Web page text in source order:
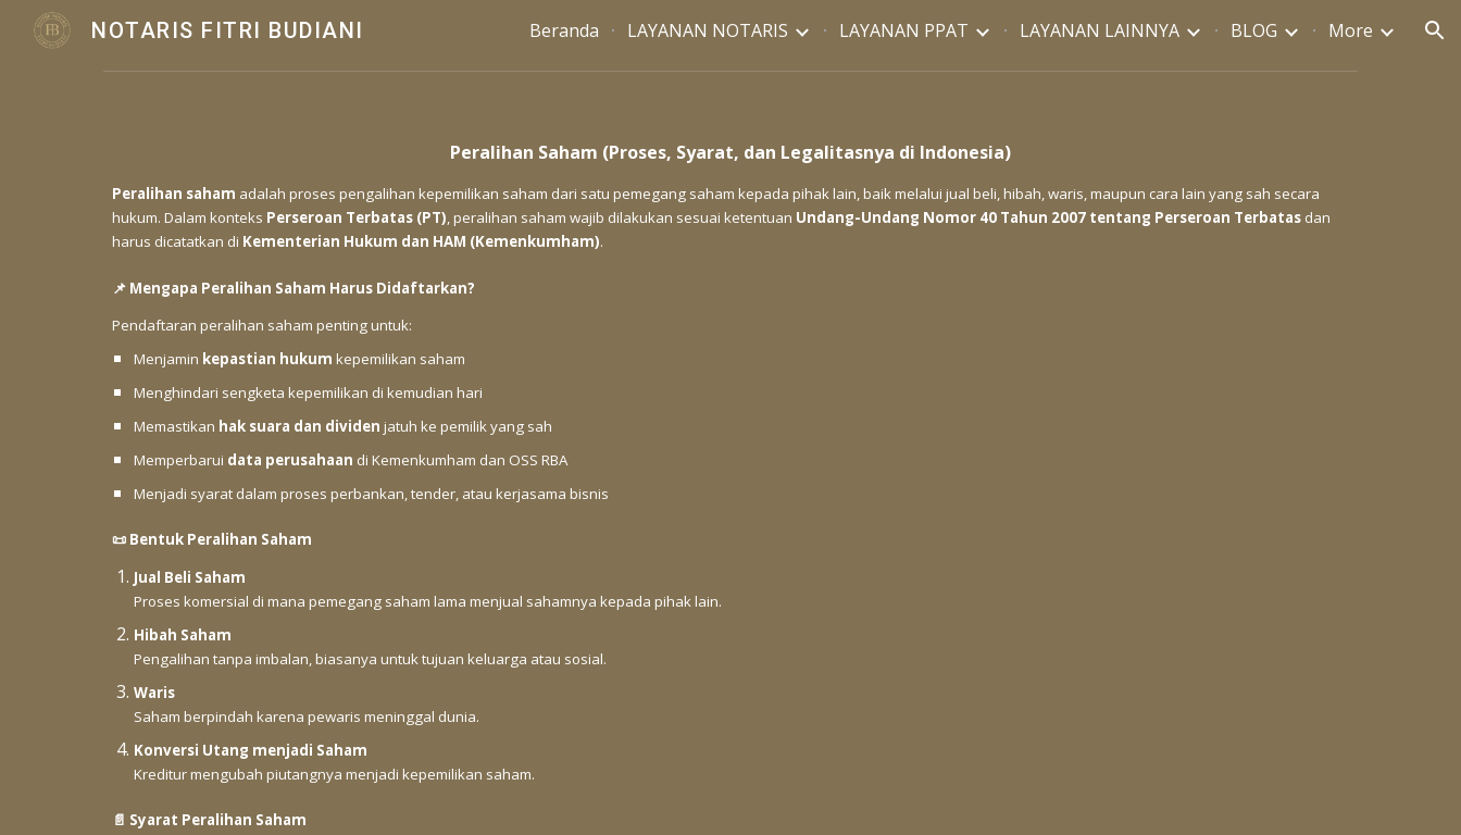
Skip to main content Skip to navigation
NOTARIS FITRI BUDIANI Beranda LAYANAN NOTARIS LAYANAN PPAT LAYANAN LAINNYA BLOG More
Peralihan Saham (Proses, Syarat, dan Legalitasnya di Indonesia)
Peralihan saham adalah proses pengalihan kepemilikan saham dari satu pemegang saham kepada pihak lain, baik melalui jual beli, hibah, waris, maupun cara lain yang sah secara
hukum. Dalam konteks Perseroan Terbatas (PT), peralihan saham wajib dilakukan sesuai ketentuan Undang-Undang Nomor 40 Tahun 2007 tentang Perseroan Terbatasdan
harus dicatatkan di Kementerian Hukum dan HAM (Kemenkumham).
📌 Mengapa Peralihan Saham Harus Didaftarkan?
Pendaftaran peralihan saham penting untuk:
Menjamin kepastian hukum kepemilikan saham
Menghindari sengketa kepemilikan di kemudian hari
Memastikan hak suara dan dividen jatuh ke pemilik yang sah
Memperbarui data perusahaan di Kemenkumham dan OSS RBA
Menjadi syarat dalam proses perbankan, tender, atau kerjasama bisnis
📜 Bentuk Peralihan Saham
Jual Beli Saham
Proses komersial di mana pemegang saham lama menjual sahamnya kepada pihak lain.
Hibah Saham
Pengalihan tanpa imbalan, biasanya untuk tujuan keluarga atau sosial.
Waris
Saham berpindah karena pewaris meninggal dunia.
Konversi Utang menjadi Saham
Kreditur mengubah piutangnya menjadi kepemilikan saham.
📄 Syarat Peralihan Saham